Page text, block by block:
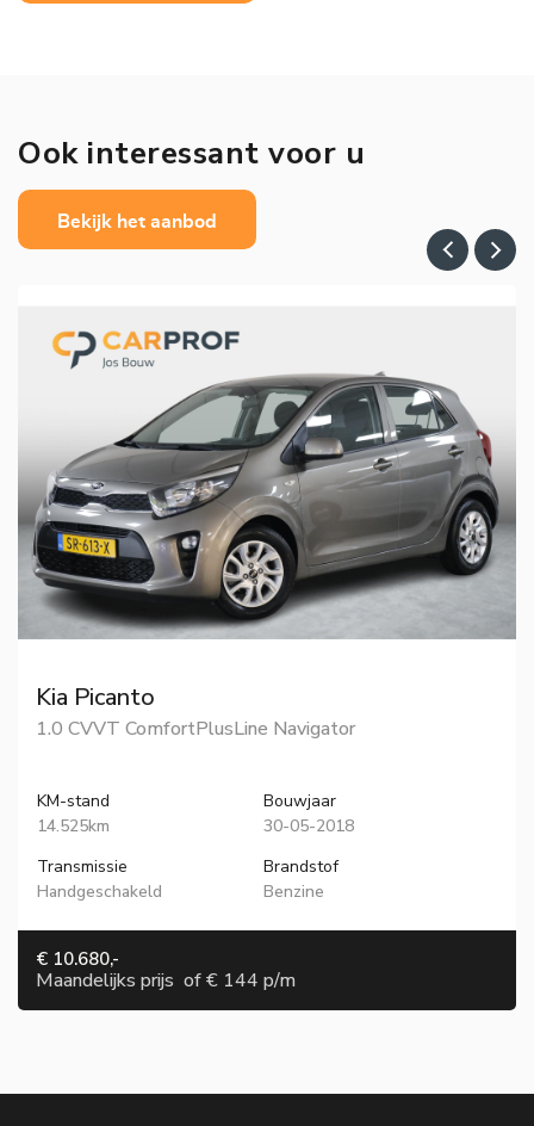
Ook interessant voor u
Bekijk het aanbod
Kia Picanto
1.0 CVVT ComfortPlusLine Navigator
KM-stand
14.525km
Bouwjaar
30-05-2018
Transmissie
Handgeschakeld
Brandstof
Benzine
€ 10.680,-
Maandelijks prijs of€ 144 p/m